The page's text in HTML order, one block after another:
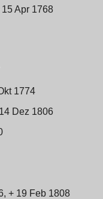
Apr 1768
1774
Dez 1806
+ 19 Feb 1808